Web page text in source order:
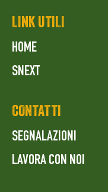
LINK UTILI
HOME
SNEXT
CONTATTI
SEGNALAZIONI
LAVORA CON NOI